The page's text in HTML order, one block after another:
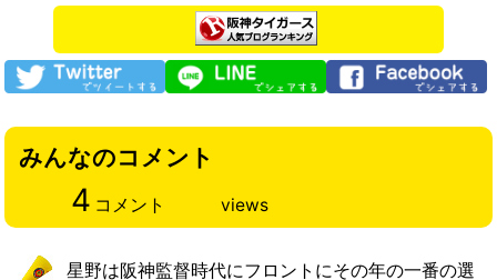
みんなのコメント
4 コメント views
星野は阪神監督時代にフロントにその年の一番の選